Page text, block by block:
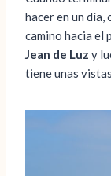
hacer en un día,
camino hacia el
Jean de Luz y
tiene unas